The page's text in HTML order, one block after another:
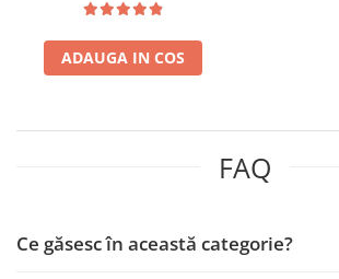
Nissan
ADAUGA IN COS
FAQ
Ce găsesc în această categorie?